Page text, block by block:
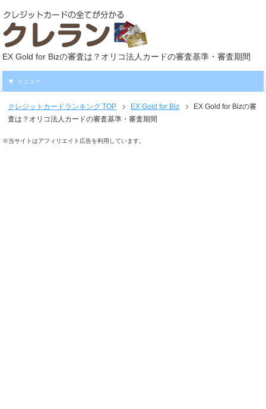
EX Gold for Bizの審査は？オリコ法人カードの審査基準・審査期間
メニュー
クレジットカードランキング TOP EX Gold for Biz
EX Gold for Bizの審
査は？オリコ法人カードの審査基準・審査期間
※当サイトはアフィリエイト広告を利用しています。